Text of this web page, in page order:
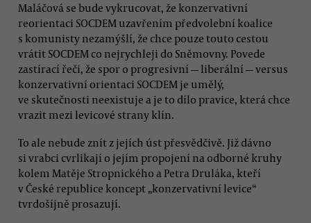
Maláčová se bude vykrucovat, že konzervativní
reorientaci SOCDEM uzavřením předvolební koalice
s komunisty nezamýšlí, že chce pouze touto cestou
vrátit SOCDEM co nejrychleji do Sněmovny. Povede
zastírací řeči, že spor o progresivní — liberální — versus
konzervativní orientaci SOCDEM je umělý,
ve skutečnosti neexistuje a je to dílo pravice, která chce
vrazit mezi levicové strany klín.
To ale nebude znít z jejích úst přesvědčivě. Již dávno
si vrabci cvrlikají o jejím propojení na odborné kruhy
kolem Matěje Stropnického a Petra Druláka, kteří
v České republice koncept „konzervativní levice“
tvrdošíjně prosazují.